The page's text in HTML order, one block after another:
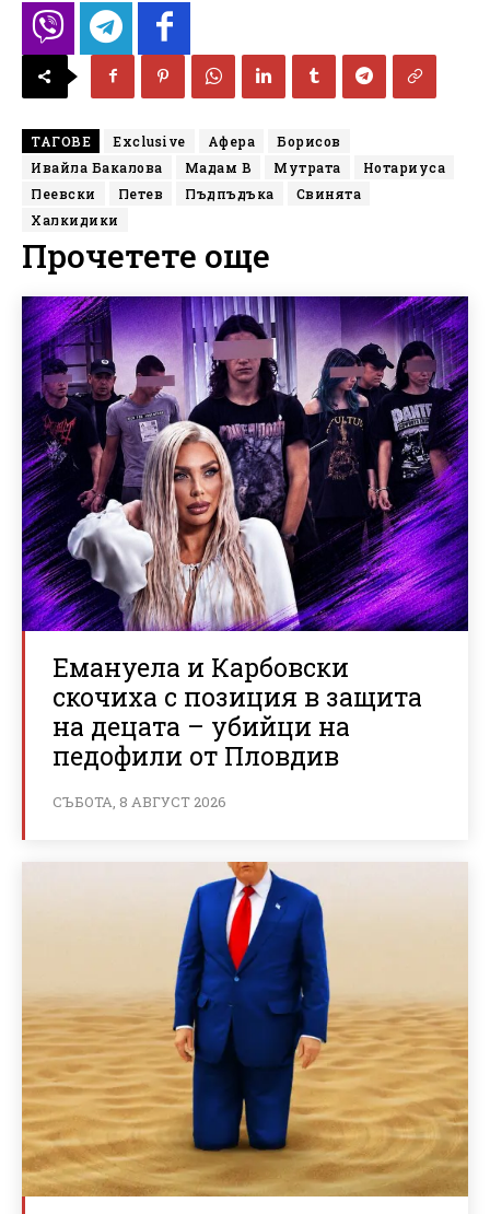
ТАГОВЕ Exclusive Афера
Борисов
Ивайла Бакалова
Мадам В Мутрата
Нотариуса
Пеевски
Петев Пъдпъдъка
Свинята
Халкидики
Прочетете още
Емануела и Карбовски
скочиха с позиция в защита
на децата – убийци на
педофили от Пловдив
СЪБОТА, 8 АВГУСТ 2026